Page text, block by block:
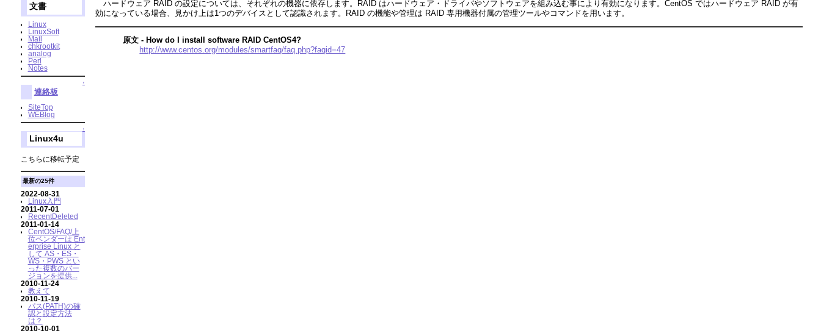
文書
Linux
LinuxSoft
Mail
chkrootkit
analog
Perl
Notes
↑
連絡板
SiteTop
WEBlog
↑
Linux4u
こちらに移転予定
最新の25件
2022-08-31
Linux入門
2011-07-01
RecentDeleted
2011-01-14
CentOS/FAQ/上
位ベンダーは Ent
erprise Linux と
して AS・ES・
WS・PWS とい
った複数のバー
ジョンを提供...
2010-11-24
教えて
2010-11-19
パス(PATH)の確
認と設定方法
は？
2010-10-01
ハードウェア RAID の設定については、それぞれの機器に依存します。RAID はハードウェア・ドライバやソフトウェアを組み込む事により有効になります。CentOS ではハードウェア RAID が有
効になっている場合、見かけ上は1つのデバイスとして認識されます。RAID の機能や管理は RAID 専用機器付属の管理ツールやコマンドを用います。
原文 - How do I install software RAID CentOS4?
http://www.centos.org/modules/smartfaq/faq.php?faqid=47